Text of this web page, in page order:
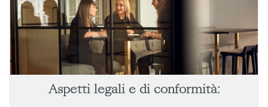
Aspetti legali e di conformità: